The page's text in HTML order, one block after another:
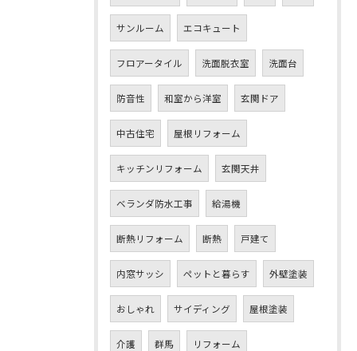
サンルーム エコキュート
フロアータイル 洗面脱衣室 洗面台
防音性 和室から洋室 玄関ドア
中古住宅 屋根リフォーム
キッチンリフォーム 玄関天井
ベランダ防水工事 給湯機
断熱リフォーム 断熱 戸建て
内窓サッシ ペットと暮らす 外壁塗装
おしゃれ サイディング 屋根塗装
介護 群馬 リフォーム